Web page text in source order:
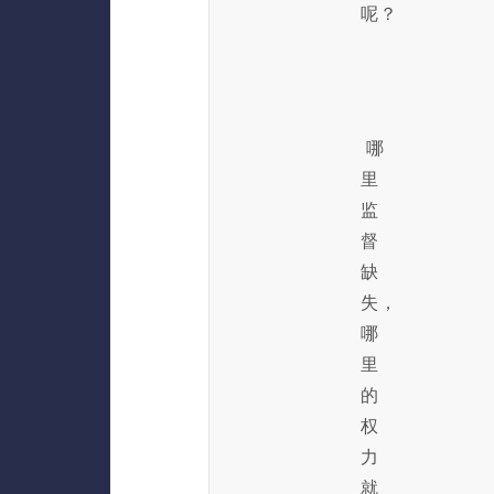
呢？
哪
里
监
督
缺
失，
哪
里
的
权
力
就